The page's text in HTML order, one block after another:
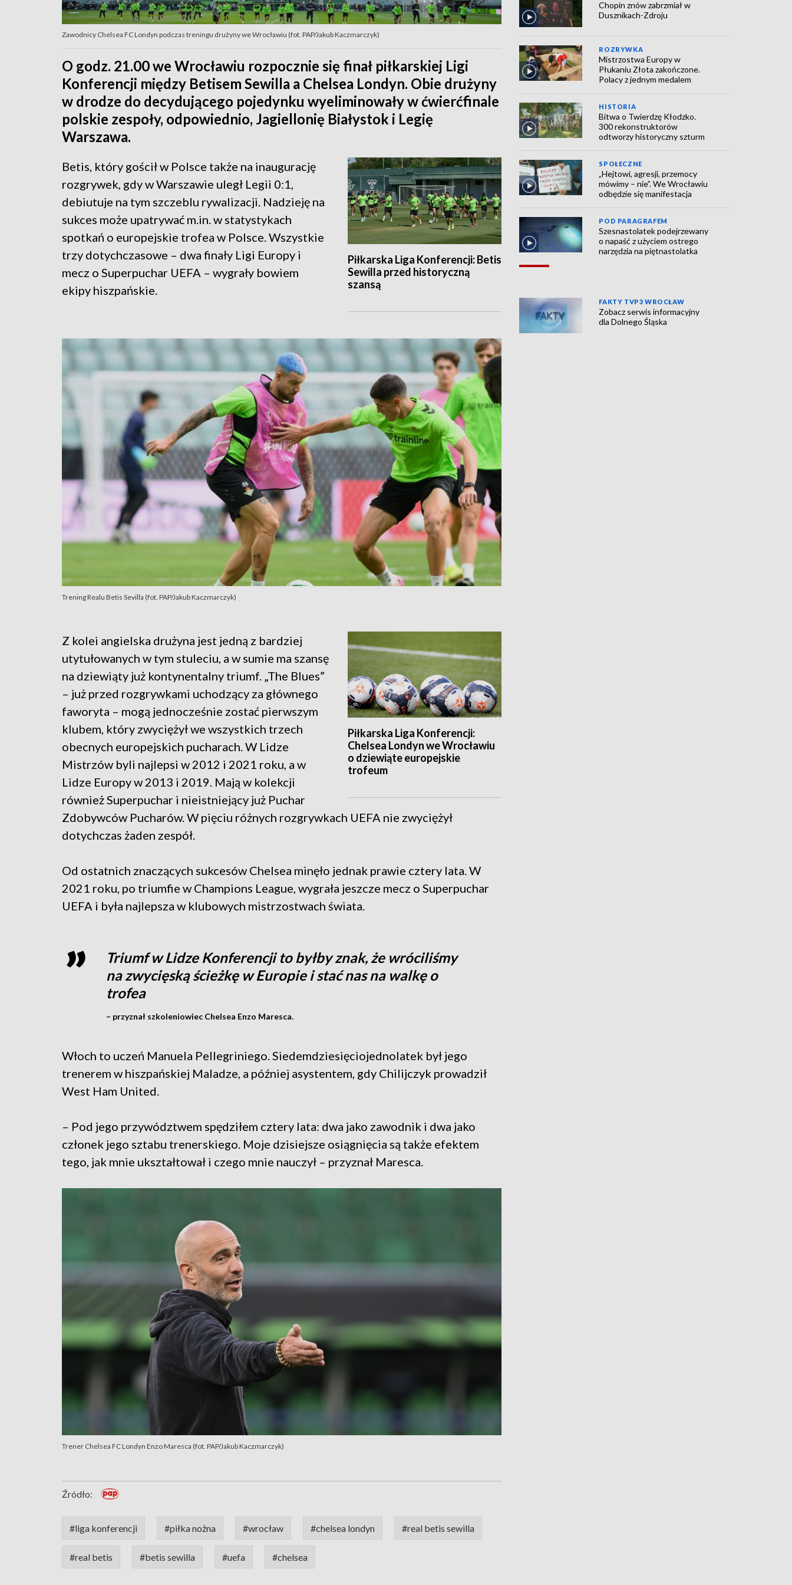
Zawodnicy Chelsea FC Londyn podczas treningu drużyny we Wrocławiu (fot. PAP/Jakub Kaczmarczyk)
O godz. 21.00 we Wrocławiu rozpocznie się finał piłkarskiej Ligi
Konferencji między Betisem Sewilla a Chelsea Londyn. Obie drużyny
w drodze do decydującego pojedynku wyeliminowały w ćwierćfinale
polskie zespoły, odpowiednio, Jagiellonię Białystok i Legię
Warszawa.
Piłkarska Liga Konferencji: Betis
Sewilla przed historyczną
szansą
Betis, który gościł w Polsce także na inaugurację
rozgrywek, gdy w Warszawie uległ Legii 0:1,
debiutuje na tym szczeblu rywalizacji. Nadzieję na
sukces może upatrywać m.in. w statystykach
spotkań o europejskie trofea w Polsce. Wszystkie
trzy dotychczasowe – dwa finały Ligi Europy i
mecz o Superpuchar UEFA – wygrały bowiem
ekipy hiszpańskie.
Trening Realu Betis Sevilla (fot. PAP/Jakub Kaczmarczyk)
Piłkarska Liga Konferencji:
Chelsea Londyn we Wrocławiu
o dziewiąte europejskie
trofeum
Z kolei angielska drużyna jest jedną z bardziej
utytułowanych w tym stuleciu, a w sumie ma szansę
na dziewiąty już kontynentalny triumf. „The Blues”
– już przed rozgrywkami uchodzący za głównego
faworyta – mogą jednocześnie zostać pierwszym
klubem, który zwyciężył we wszystkich trzech
obecnych europejskich pucharach. W Lidze
Mistrzów byli najlepsi w 2012 i 2021 roku, a w
Lidze Europy w 2013 i 2019. Mają w kolekcji
również Superpuchar i nieistniejący już Puchar
Zdobywców Pucharów. W pięciu różnych rozgrywkach UEFA nie zwyciężył
dotychczas żaden zespół.
Od ostatnich znaczących sukcesów Chelsea minęło jednak prawie cztery lata. W
2021 roku, po triumfie w Champions League, wygrała jeszcze mecz o Superpuchar
UEFA i była najlepsza w klubowych mistrzostwach świata.
Triumf w Lidze Konferencji to byłby znak, że wróciliśmy
na zwycięską ścieżkę w Europie i stać nas na walkę o
trofea
– przyznał szkoleniowiec Chelsea Enzo Maresca.
Włoch to uczeń Manuela Pellegriniego. Siedemdziesięciojednolatek był jego
trenerem w hiszpańskiej Maladze, a później asystentem, gdy Chilijczyk prowadził
West Ham United.
– Pod jego przywództwem spędziłem cztery lata: dwa jako zawodnik i dwa jako
członek jego sztabu trenerskiego. Moje dzisiejsze osiągnięcia są także efektem
tego, jak mnie ukształtował i czego mnie nauczył – przyznał Maresca.
Trener Chelsea FC Londyn Enzo Maresca (fot. PAP/Jakub Kaczmarczyk)
Źródło:
#liga konferencji #piłka nożna #wrocław #chelsea londyn #real betis sewilla
#real betis #betis sewilla #uefa #chelsea
Chopin znów zabrzmiał w
Dusznikach-Zdroju
ROZRYWKA
Mistrzostwa Europy w
Płukaniu Złota zakończone.
Polacy z jednym medalem
HISTORIA
Bitwa o Twierdzę Kłodzko.
300 rekonstruktorów
odtworzy historyczny szturm
SPOŁECZNE
„Hejtowi, agresji, przemocy
mówimy – nie”. We Wrocławiu
odbędzie się manifestacja
POD PARAGRAFEM
Szesnastolatek podejrzewany
o napaść z użyciem ostrego
narzędzia na piętnastolatka
FAKTY TVP3 WROCŁAW
Zobacz serwis informacyjny
dla Dolnego Śląska